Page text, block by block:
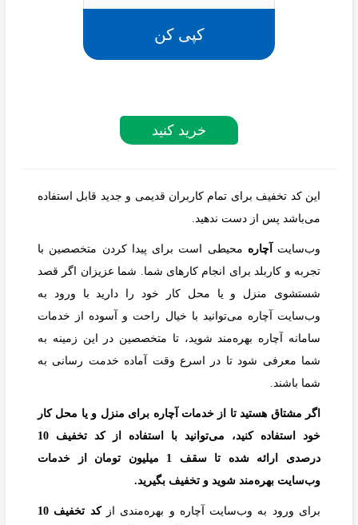
کپی کن
خرید کنید
این کد تخفیف برای تمام کاربران قدیمی و جدید قابل استفاده
می‌باشد پس از دست ندهید.
وب‌سایت آچاره محیطی است برای پیدا کردن متخصصین با
تجربه و کاربلد برای انجام کارهای شما. شما عزیزان اگر قصد
شستشوی منزل و یا محل کار خود را دارید با ورود به
وب‌سایت آچاره می‌توانید با خیال راحت و آسوده از خدمات
سامانه آچاره بهره‌مند شوید، تا متخصصین در این زمینه به
شما معرفی شود تا در اسرع وقت آماده خدمت رسانی به
شما باشند.
اگر مشتاق هستید تا از خدمات آچاره برای منزل و یا محل کار
خود استفاده کنید، می‌توانید با استفاده از کد تخفیف 10
درصدی ارائه شده تا سقف 1 میلیون تومان از خدمات
وب‌سایت بهره‌مند شوید و تخفیف بگیرید.
برای ورود به وب‌سایت آچاره و بهره‌مندی از
کد تخفیف 10